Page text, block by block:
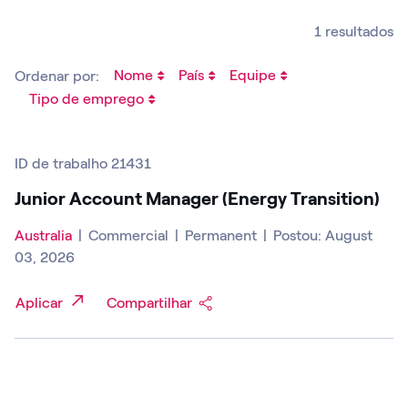
1 resultados
Ordenar por:
ID de trabalho 21431
Junior Account Manager (Energy Transition)
Australia Commercial Permanent
Postou: August
03, 2026
Aplicar Compartilhar